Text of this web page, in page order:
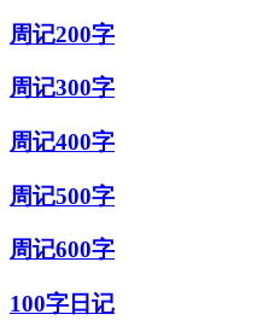
周记200字
周记300字
周记400字
周记500字
周记600字
100字日记